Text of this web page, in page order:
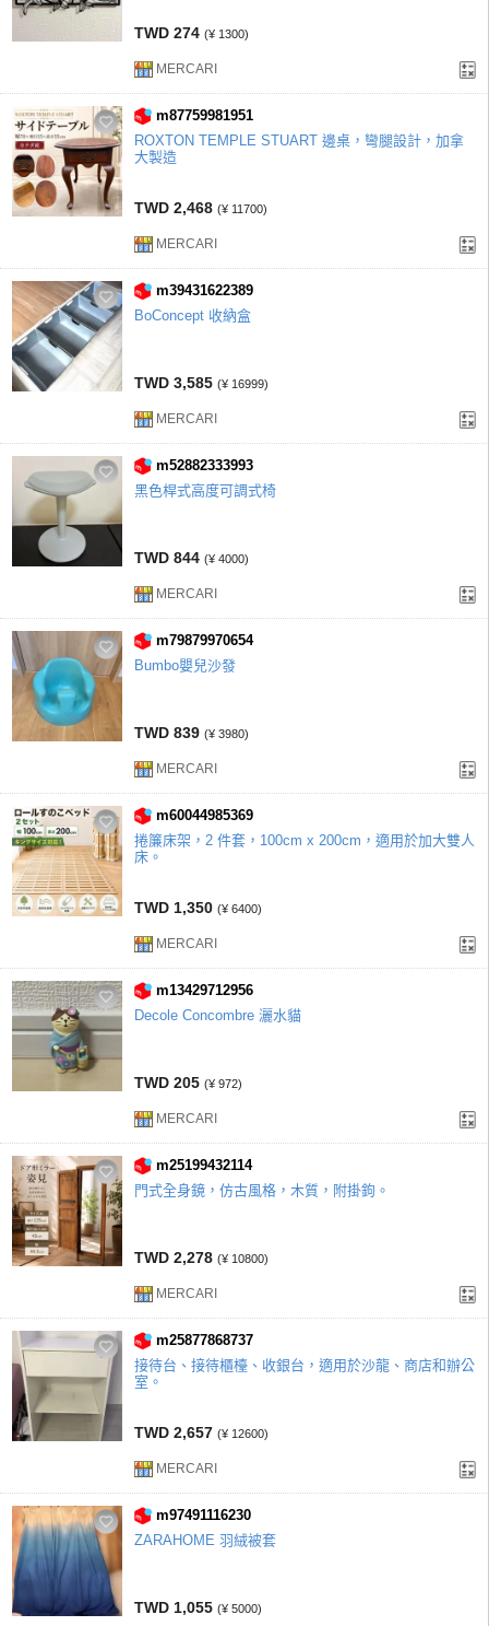
TWD 274 (¥ 1300)
MERCARI
m87759981951
ROXTON TEMPLE STUART 邊桌，彎腿設計，加拿
大製造
TWD 2,468 (¥ 11700)
MERCARI
m39431622389
BoConcept 收納盒
TWD 3,585 (¥ 16999)
MERCARI
m52882333993
黑色桿式高度可調式椅
TWD 844 (¥ 4000)
MERCARI
m79879970654
Bumbo嬰兒沙發
TWD 839 (¥ 3980)
MERCARI
m60044985369
捲簾床架，2 件套，100cm x 200cm，適用於加大雙人
床。
TWD 1,350 (¥ 6400)
MERCARI
m13429712956
Decole Concombre 灑水貓
TWD 205 (¥ 972)
MERCARI
m25199432114
門式全身鏡，仿古風格，木質，附掛鉤。
TWD 2,278 (¥ 10800)
MERCARI
m25877868737
接待台、接待櫃檯、收銀台，適用於沙龍、商店和辦公
室。
TWD 2,657 (¥ 12600)
MERCARI
m97491116230
ZARAHOME 羽絨被套
TWD 1,055 (¥ 5000)